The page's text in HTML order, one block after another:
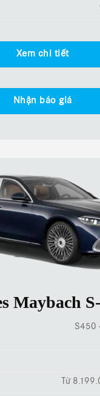
Xem chi tiết
Nhận báo giá
Maybach
S450
Từ